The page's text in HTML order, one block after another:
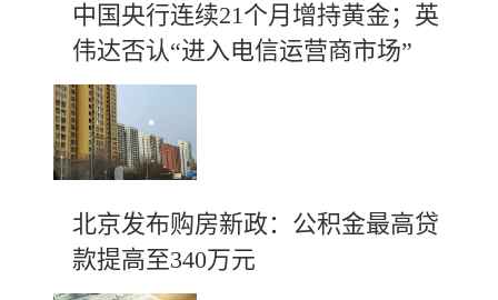
中国央行连续21个月增持黄金；英
伟达否认“进入电信运营商市场”
北京发布购房新政：公积金最高贷
款提高至340万元